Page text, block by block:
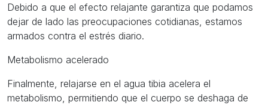
Debido a que el efecto relajante garantiza que podamos
dejar de lado las preocupaciones cotidianas, estamos
armados contra el estrés diario.
Metabolismo acelerado
Finalmente, relajarse en el agua tibia acelera el
metabolismo, permitiendo que el cuerpo se deshaga de